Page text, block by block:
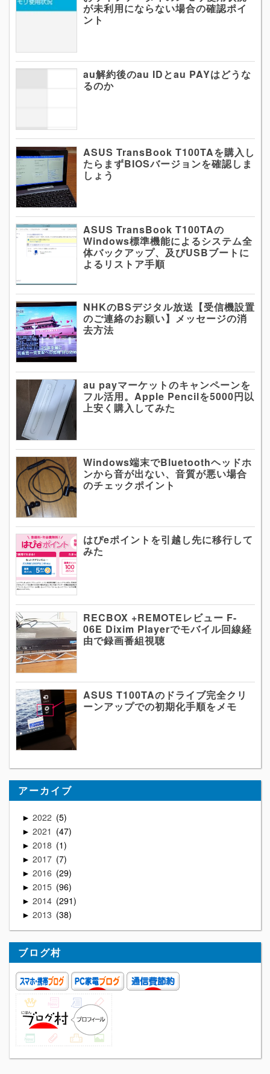
が未利用にならない場合の確認ポイ
ント
au解約後のau IDとau PAYはどうな
るのか
ASUS TransBook T100TAを購入し
たらまずBIOSバージョンを確認しま
しょう
ASUS TransBook T100TAの
Windows標準機能によるシステム全
体バックアップ、及びUSBブートに
よるリストア手順
NHKのBSデジタル放送【受信機設置
のご連絡のお願い】メッセージの消
去方法
au payマーケットのキャンペーンを
フル活用。Apple Pencilを5000円以
上安く購入してみた
Windows端末でBluetoothヘッドホ
ンから音が出ない、音質が悪い場合
のチェックポイント
はぴeポイントを引越し先に移行して
みた
RECBOX +REMOTEレビュー F-
06E Dixim Playerでモバイル回線経
由で録画番組視聴
ASUS T100TAのドライブ完全クリ
ーンアップでの初期化手順をメモ
アーカイブ
► 2022 5
► 2021 47
► 2018 1
► 2017 7
► 2016 29
► 2015 96
► 2014 291
► 2013 38
ブログ村